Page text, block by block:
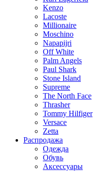
Kenzo
Lacoste
Millionaire
Moschino
Napapijri
Off White
Palm Angels
Paul Shark
Stone Island
Supreme
The North Face
Thrasher
Tommy Hilfiger
Versace
Zetta
Распродажа
Одежда
Обувь
Аксессуары